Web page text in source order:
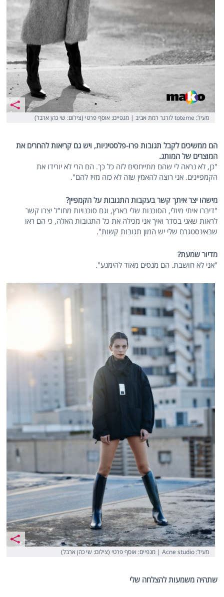
מעיל: toteme לורנר רמת אביב | מגפיים: אוסף פרטי (צילום: שי כהן ארבל)
הם ממשיכים לקבל תגובות פרו-פלסטיניות, ויש גם קריאות להחרים את
המוצרים של המותג.
"כן, לא נראה לי שהם מתייחסים לזה כל כך. הם הרי לא יורידו את
הקמפיינים. אני רוצה להאמין שזה לא כזה מזיז להם".
מישהו יצר איתך קשר בעקבות התגובות על הקמפיין?
"דיברו איתי מיולי, הסוכנות שלי בארץ, וגם סוכנויות מחו"ל יצרו קשר
לראות שאני בסדר ואיך אני מכילה את כל התגובות האלה, כי הם ראו
שבאינסטגרם שלי יש המון תגובות קשות".
מדיור שמעת?
"אני לא חושבת. הם מנסים מאוד להימנע".
מעיל: Acne studio | מגפיים: אוסף פרטי (צילום: שי כהן ארבל)
שתהיה משמעות להצלחה שלי